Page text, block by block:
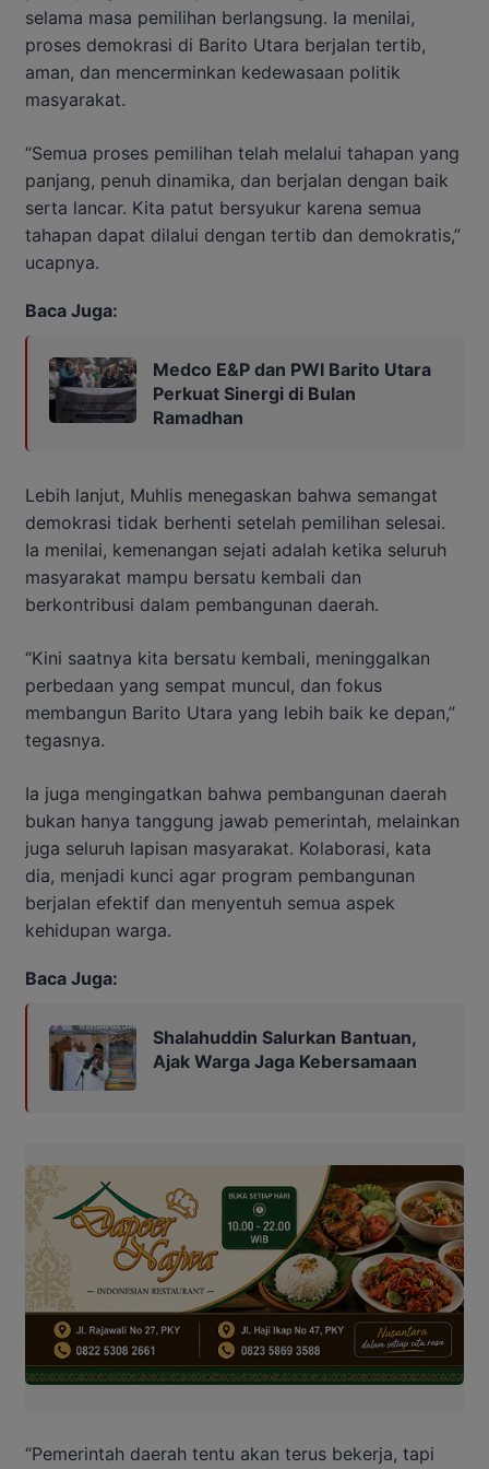
selama masa pemilihan berlangsung. Ia menilai,
proses demokrasi di Barito Utara berjalan tertib,
aman, dan mencerminkan kedewasaan politik
masyarakat.
“Semua proses pemilihan telah melalui tahapan yang
panjang, penuh dinamika, dan berjalan dengan baik
serta lancar. Kita patut bersyukur karena semua
tahapan dapat dilalui dengan tertib dan demokratis,”
ucapnya.
Baca Juga:
Medco E&P dan PWI Barito Utara
Perkuat Sinergi di Bulan
Ramadhan
Lebih lanjut, Muhlis menegaskan bahwa semangat
demokrasi tidak berhenti setelah pemilihan selesai.
Ia menilai, kemenangan sejati adalah ketika seluruh
masyarakat mampu bersatu kembali dan
berkontribusi dalam pembangunan daerah.
“Kini saatnya kita bersatu kembali, meninggalkan
perbedaan yang sempat muncul, dan fokus
membangun Barito Utara yang lebih baik ke depan,”
tegasnya.
Ia juga mengingatkan bahwa pembangunan daerah
bukan hanya tanggung jawab pemerintah, melainkan
juga seluruh lapisan masyarakat. Kolaborasi, kata
dia, menjadi kunci agar program pembangunan
berjalan efektif dan menyentuh semua aspek
kehidupan warga.
Baca Juga:
Shalahuddin Salurkan Bantuan,
Ajak Warga Jaga Kebersamaan
“Pemerintah daerah tentu akan terus bekerja, tapi